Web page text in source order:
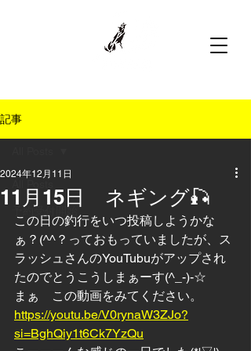
記事
予約受付開始
11月15日 ネギング🎣
2024年12月11日
この日の釣行をいつ投稿しようかな
ぁ？(^^？っておもっていましたが、ス
ラッシュさんのYouTubuがアップされ
たのでとうこうしまぁーす(^_-)-☆
まぁ　この動画をみてください。
https://youtu.be/V0rynaW3ZJo?
si=BghQiy1t6Ck7YzQu